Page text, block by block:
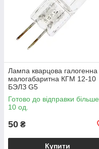
Лампа кварцова галогенна
малогабаритна КГМ 12-10
БЭЛЗ G5
Готово до відправки більше
10 од.
50 ₴
Купити